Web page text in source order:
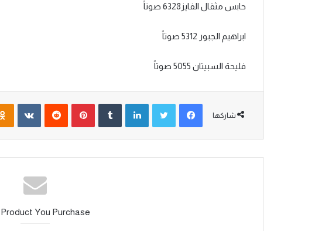
حابس مثقال الفايز6328 صوتاً
ابراهيم الجبور 5312 صوتاً
فليحة السبيتان 5055 صوتاً
شاركها
You Purchase